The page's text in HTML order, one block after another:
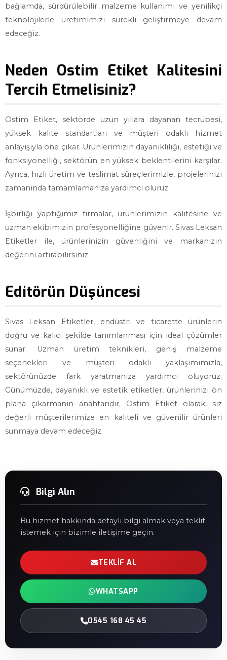
bağlamda, sürdürülebilir malzeme kullanımı ve yenilikçi
teknolojilerle üretimimizi sürekli geliştirmeye devam
edeceğiz.
Neden Ostim Etiket Kalitesini
Tercih Etmelisiniz?
Ostim Etiket, sektörde uzun yıllara dayanan tecrübesi,
yüksek kalite standartları ve müşteri odaklı hizmet
anlayışıyla öne çıkar. Ürünlerimizin dayanıklılığı, estetiği ve
fonksiyonelliği, sektörün en yüksek beklentilerini karşılar.
Ayrıca, hızlı üretim ve teslimat süreçlerimizle, projelerinizi
zamanında tamamlamanıza yardımcı oluruz.
İşbirliği yaptığımız firmalar, ürünlerimizin kalitesine ve
uzman ekibimizin profesyonelliğine güvenir. Sivas Leksan
Etiketler ile, ürünlerinizin güvenliğini ve markanızın
değerini artırabilirsiniz.
Editörün Düşüncesi
Sivas Leksan Etiketler, endüstri ve ticarette ürünlerin
doğru ve kalıcı şekilde tanımlanması için ideal çözümler
sunar. Uzman üretim teknikleri, geniş malzeme
seçenekleri ve müşteri odaklı yaklaşımımızla,
sektörünüzde fark yaratmanıza yardımcı oluyoruz.
Günümüzde, dayanıklı ve estetik etiketler, ürünlerinizi ön
plana çıkarmanın anahtarıdır. Ostim Etiket olarak, siz
değerli müşterilerimize en kaliteli ve güvenilir ürünleri
sunmaya devam edeceğiz.
Bilgi Alın
Bu hizmet hakkında detaylı bilgi almak veya teklif
istemek için bizimle iletişime geçin.
TEKLIF AL
WHATSAPP
0545 168 45 45